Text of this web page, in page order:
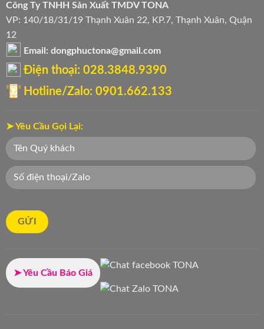
Công Ty TNHH Sản Xuất TMDV TONA
VP: 140/18/31/19 Thạnh Xuân 22, KP.7, Thạnh Xuân, Quận
12
Email: dongphuctona@gmail.com
Điện thoại: ‭028.3848.9390‬
Hotline/Zalo: 0901.662.133
➤ Yêu Cầu Gọi Lại:
➤ Yêu Cầu Báo Giá